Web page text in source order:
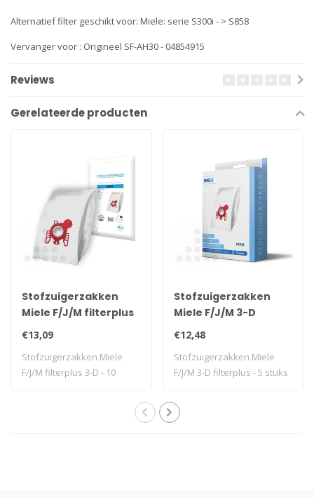
Alternatief filter geschikt voor: Miele: serie S300i - > S858
Vervanger voor : Origineel SF-AH30 - 04854915
Reviews
Gerelateerde producten
Stofzuigerzakken
Miele F/J/M filterplus
3-D - 10 stuks
€13,09
Stofzuigerzakken Miele
F/J/M filterplus 3-D - 10
Stofzuigerzakken
Miele F/J/M 3-D
filterplus - 5 stuks +
filter
€12,48
Stofzuigerzakken Miele
F/J/M 3-D filterplus - 5 stuks